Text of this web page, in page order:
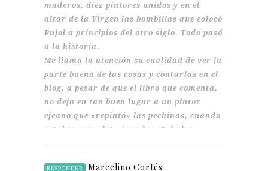
maderos, diez pintores unidos y en el
altar de la Virgen las bombillas que colocó
Pujol a principios del otro siglo. Todo pasó
a la historia.
Me llama la atención su cualidad de ver la
parte buena de las cosas y contarlas en el
blog, a pesar de que el libro que comenta,
no deja en tan buen lugar a un pintor
ejeano que «repintó» las pechinas, cuando
estaban muy deterioradas. Saludos.
RESPONDER Marcelino Cortés